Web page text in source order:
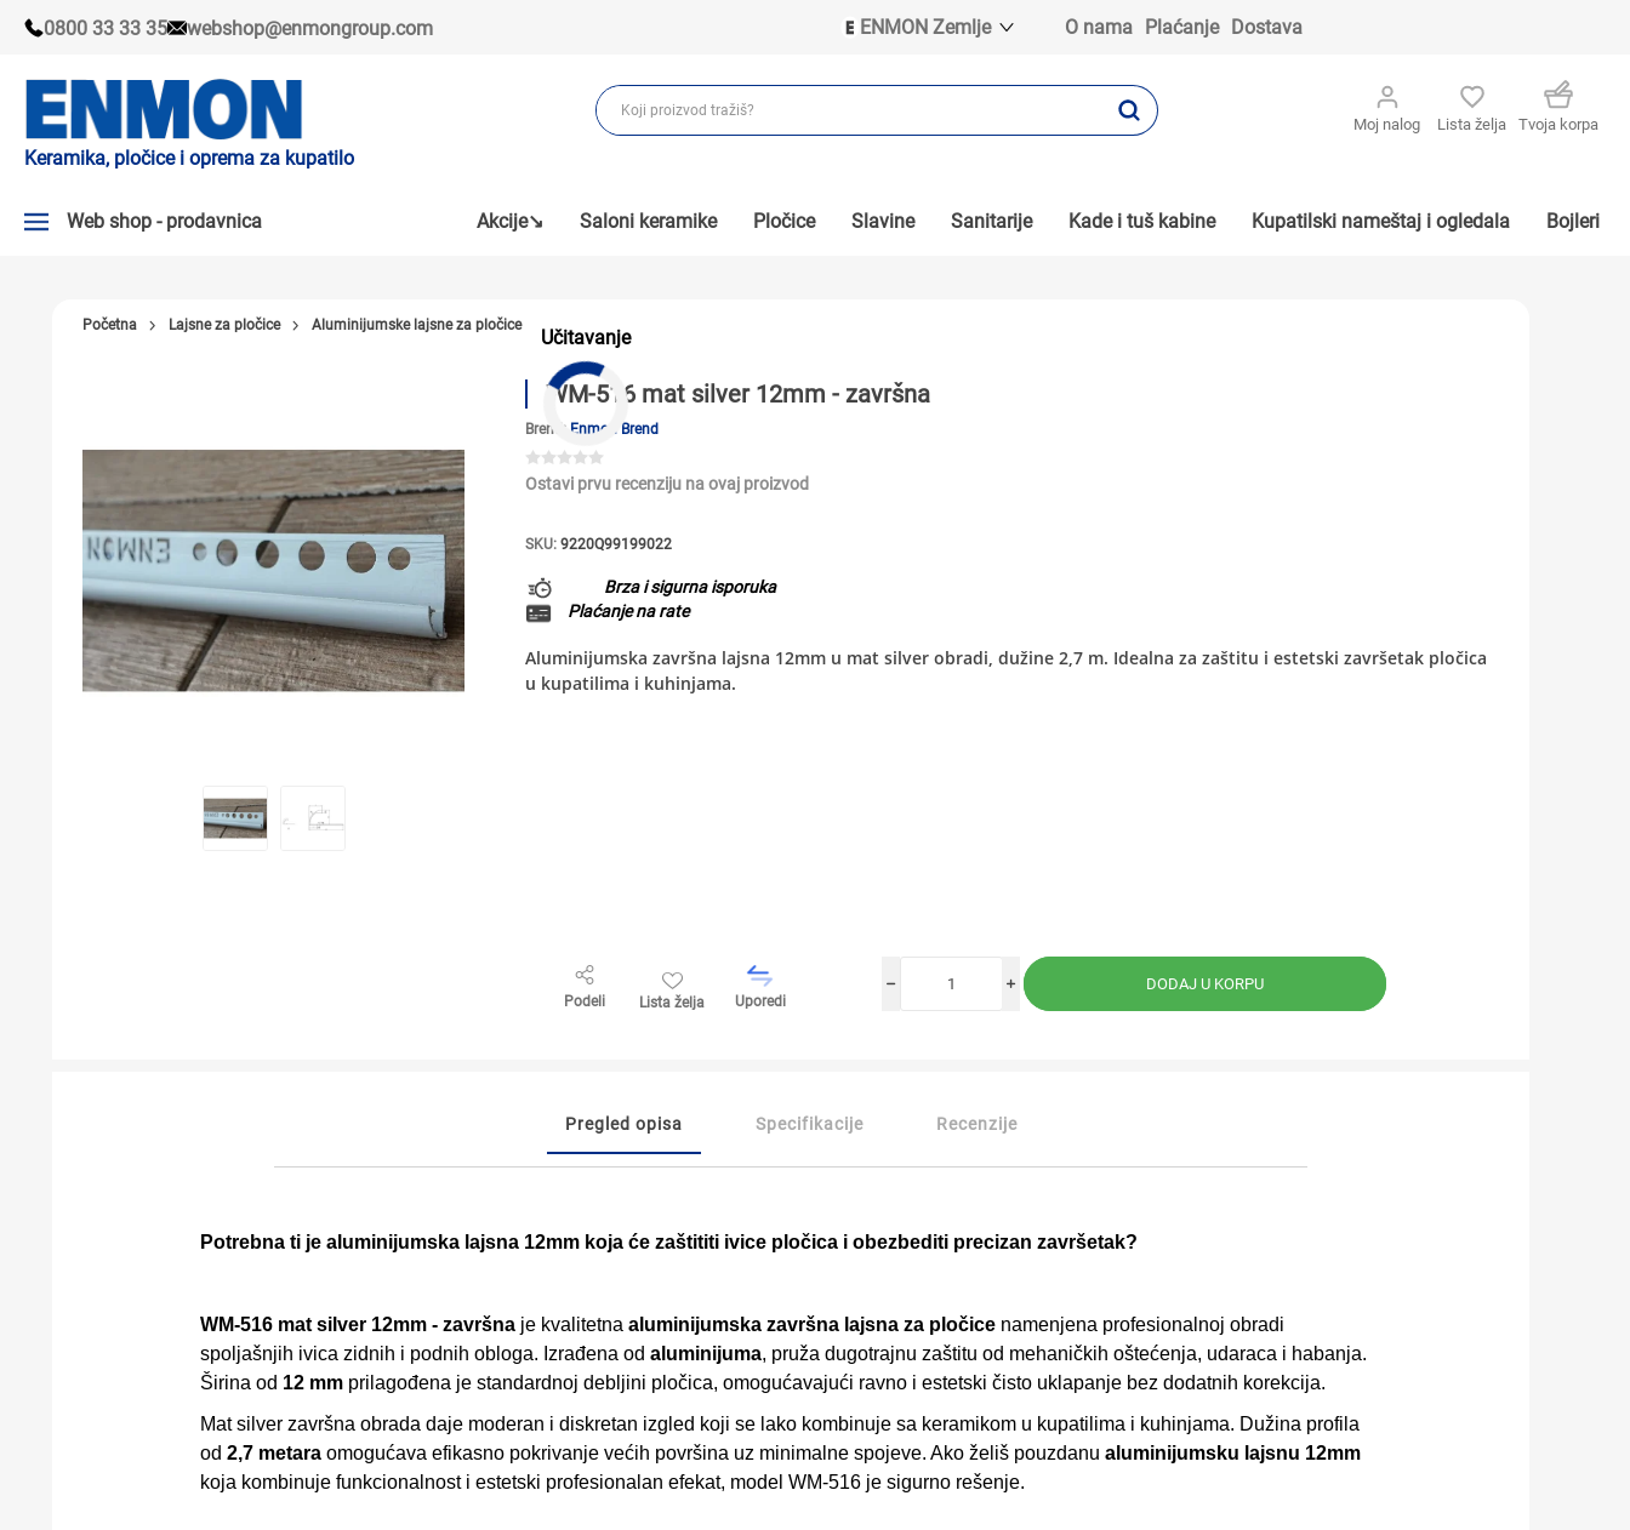
0800 33 33 35 webshop@enmongroup.com
ENMON Zemlje
ENMON BIH
ENMON MKD
O nama Plaćanje Dostava
Keramika, pločice i oprema za kupatilo
Moj nalog Lista želja Tvoja korpa
Web shop - prodavnica
PLOČICE
TUŠEVI
PODNE I ZIDNE OBLOGE
BOJLERI
ALATI ZA KERAMIKU
Akcije↘ Saloni keramike Pločice Slavine Sanitarije Kade i tuš kabine Kupatilski nameštaj i ogledala Bojleri
Učitavanje
Početna Lajsne za pločice Aluminijumske lajsne za pločice
WM-516 mat silver 12mm - završna
Brend: Enmon Brend
Ostavi prvu recenziju na ovaj proizvod
SKU: 9220Q99199022
Brza i sigurna isporuka
Plaćanje na rate
Aluminijumska završna lajsna 12mm u mat silver obradi, dužine 2,7 m. Idealna za zaštitu i estetski završetak pločica
u kupatilima i kuhinjama.
Podeli Lista želja Uporedi
i
h
Pregled opisa Specifikacije Recenzije
Potrebna ti je aluminijumska lajsna 12mm koja će zaštititi ivice pločica i obezbediti precizan završetak?
WM-516 mat silver 12mm - završnaje kvalitetna aluminijumska završna lajsna za pločicenamenjena profesionalnoj obradi
spoljašnjih ivica zidnih i podnih obloga. Izrađena od aluminijuma, pruža dugotrajnu zaštitu od mehaničkih oštećenja, udaraca i habanja.
Širina od 12 mmprilagođena je standardnoj debljini pločica, omogućavajući ravno i estetski čisto uklapanje bez dodatnih korekcija.
Mat silver završna obrada daje moderan i diskretan izgled koji se lako kombinuje sa keramikom u kupatilima i kuhinjama. Dužina profila
od 2,7 metaraomogućava efikasno pokrivanje većih površina uz minimalne spojeve. Ako želiš pouzdanu aluminijumsku lajsnu 12mm
koja kombinuje funkcionalnost i estetski profesionalan efekat, model WM-516 je sigurno rešenje.